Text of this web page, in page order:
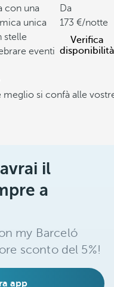
con una
unica
stelle
eventi
Da
173
/notte
Verifica
disponibilità
meglio si confà alle
il
a
my Barceló
sconto del 5%!
app